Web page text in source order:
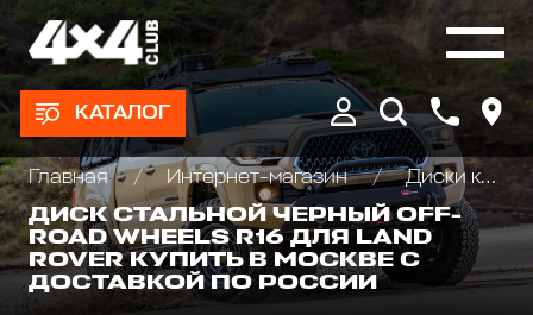
КАТАЛОГ
Главная Интернет-магазин
Диски колёсные, Проставки для изменения вылета
ДИСК СТАЛЬНОЙ ЧЕРНЫЙ OFF-
ROAD WHEELS R16 ДЛЯ LAND
ROVER КУПИТЬ В МОСКВЕ С
ДОСТАВКОЙ ПО РОССИИ